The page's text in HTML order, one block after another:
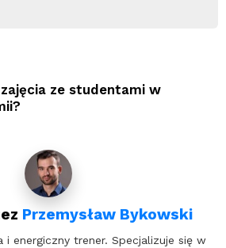
ze studentami w
Przemysław Bykowski
i energiczny trener. Specjalizuje się w